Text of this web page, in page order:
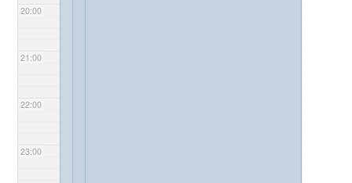
20:00
21:00
22:00
23:00